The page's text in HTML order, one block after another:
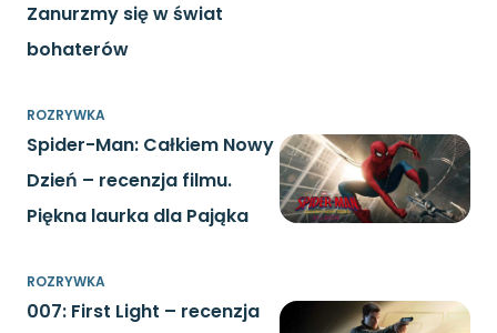
Zanurzmy się w świat
bohaterów
ROZRYWKA
Spider-Man: Całkiem Nowy
Dzień – recenzja filmu.
Piękna laurka dla Pająka
ROZRYWKA
007: First Light – recenzja